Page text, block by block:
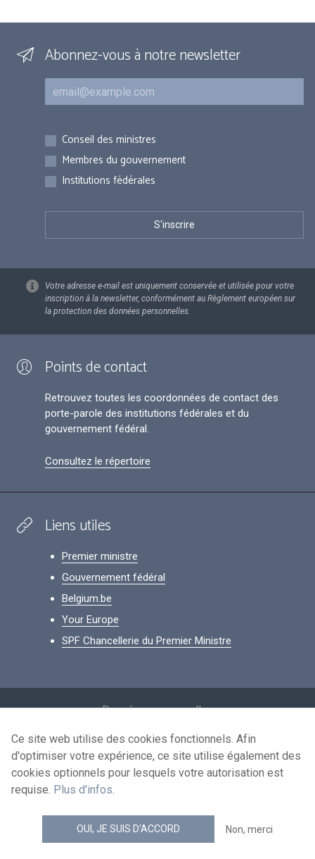
Abonnez-vous à notre newsletter
Courriel
Inscriptions
Conseil des ministres
Membres du gouvernement
Institutions fédérales
Votre adresse e-mail est uniquement conservée et utilisée pour votre
inscription à la newsletter, conformément au Règlement européen sur
la protection des données personnelles.
Points de contact
Retrouvez toutes les coordonnées de contact des
porte-parole des institutions fédérales et du
gouvernement fédéral.
Consultez le répertoire
Liens utiles
Premier ministre
Gouvernement fédéral
Belgium.be
Your Europe
SPF Chancellerie du Premier Ministre
Données personnelles
Conditions de réutilisation
Contactez-nous
news.belgium flux RSS
© 2026 - news.belgium.be
Ce site web utilise des cookies fonctionnels. Afin
d'optimiser votre expérience, ce site utilise également des
cookies optionnels pour lesquels votre autorisation est
requise. Plus d'infos.
OUI, JE SUIS D'ACCORD Non, merci